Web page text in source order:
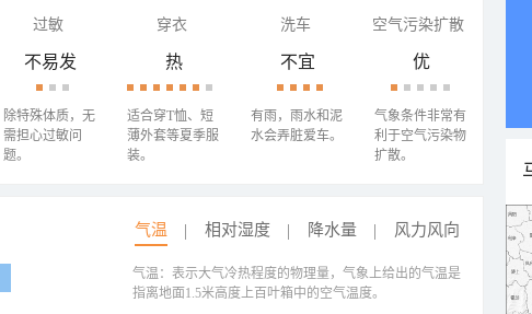
过敏 穿衣 洗车 空气污染扩散
不易发
除特殊体质，无
需担心过敏问
题。
热
适合穿T恤、短
薄外套等夏季服
装。
不宜
有雨，雨水和泥
水会弄脏爱车。
优
气象条件非常有
利于空气污染物
扩散。
气温 相对湿度 降水量 风力风向
气温：表示大气冷热程度的物理量，气象上给出的气温是
指离地面1.5米高度上百叶箱中的空气温度。